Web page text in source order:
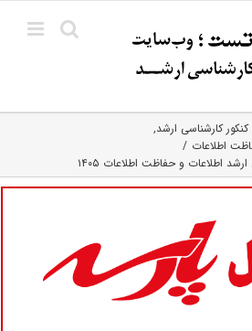
کنکور کارشناسی ارشد
اطلاعات
اطلاعات و حفاظت اطلاعات ۱۴۰۵